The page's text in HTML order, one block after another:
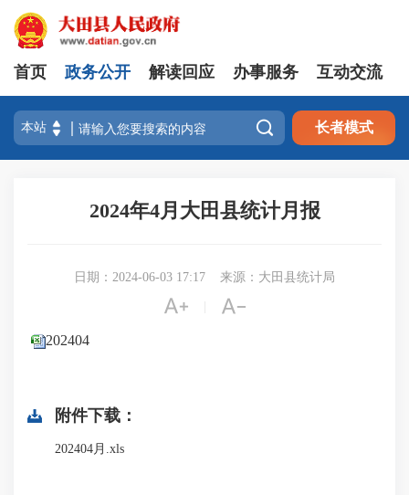
首页 政务公开 解读回应 办事服务 互动交流
 长者模式
2024年4月大田县统计月报
日期：2024-06-03 17:17 来源：大田县统计局
 
202404
附件下载：
202404月.xls